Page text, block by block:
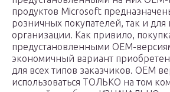
продуктов Microsoft
розничных покупателей, так и для
организации. Как привило,
предустановленными OEM-
экономичный вариант
для всех типов заказчиков. ОЕМ
использоваться ТОЛЬКО на том